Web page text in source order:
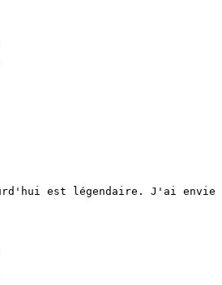
est légendaire. J'ai envie